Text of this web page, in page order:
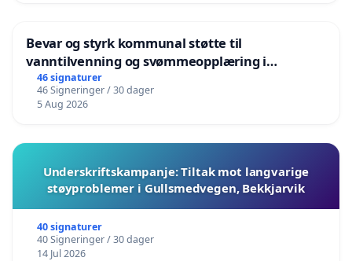
Bevar og styrk kommunal støtte til
vanntilvenning og svømmeopplæring i
barnehagene i Haugesund
46 signaturer
46 Signeringer / 30 dager
5 Aug 2026
Underskriftskampanje: Tiltak mot langvarige
støyproblemer i Gullsmedvegen, Bekkjarvik
40 signaturer
40 Signeringer / 30 dager
14 Jul 2026